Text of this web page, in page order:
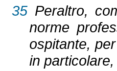
35Peraltro,
norme
ospitante,
in